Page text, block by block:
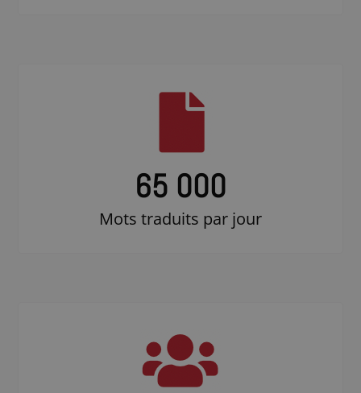
65 000
Mots traduits par jour